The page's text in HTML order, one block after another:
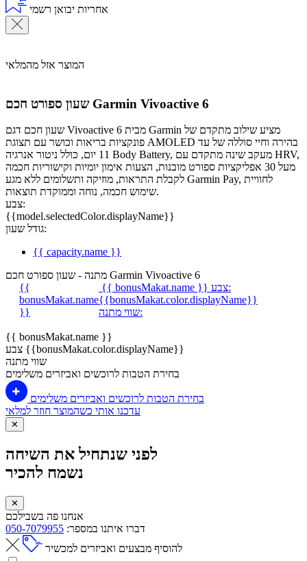
אחריות יבואן רשמי
המוצר אזל מהמלאי
שעון ספורט חכם Garmin Vivoactive 6
שעון חכם דגם Vivoactive 6 מבית Garmin מציע שילוב מתקדם של
פונקציות בריאות וכושר עם תצוגת AMOLED בהירה וחיי סוללה של עד
11 יום, כולל ניטור אנרגיה Body Battery, מעקב שינה מתקדם עם HRV,
מעל 30 אפליקציות ספורט מובנות, הצעות אימון יומיות וקישוריות חכמה
לקבלת התראות, מוזיקה ותשלומים ללא מגע Garmin Pay, לחוויית
שימוש חכמה, נוחה וממוקדת תוצאות.
צבע:
{{model.selectedColor.displayName}}
גודל שעון:
{{ capacity.name }}
מתנה - שעון ספורט חכם Garmin Vivoactive 6
{{
bonusMakat.name
}}
{{ bonusMakat.name }}
צבע:
{{bonusMakat.color.displayName}}
שווי מתנה:
{{ bonusMakat.name }}
צבע {{bonusMakat.color.displayName}}
שווי מתנה
בחירת הטבות לרוכשים ואביזרים משלימים
בחירת הטבות לרוכשים ואביזרים משלימים
עדכנו אותי כשהמוצר חוזר למלאי
✕
לפני שנתחיל את השיחה
נשמח להכיר
✕
אנחנו פה בשבילכם
דברו איתנו במספר: 050-7079955
להוסיף מבצעים ואביזרים למכשיר